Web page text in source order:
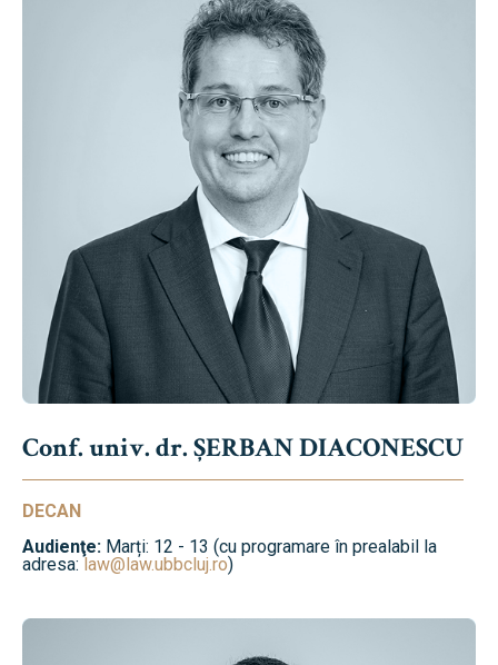
Conf. univ. dr. ȘERBAN DIACONESCU
DECAN
Audienţe: Marți: 12 - 13 (cu programare în prealabil la
adresa:law@law.ubbcluj.ro)